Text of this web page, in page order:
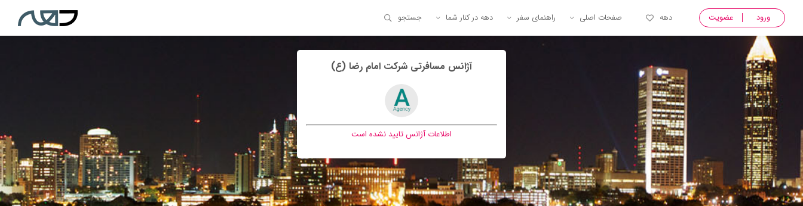
ورود عضویت دهه صفحات اصلی راهنمای سفر دهه در کنار شما جستجو
آژانس مسافرتی شركت امام رضا (ع)
اطلاعات آژانس تایید نشده است